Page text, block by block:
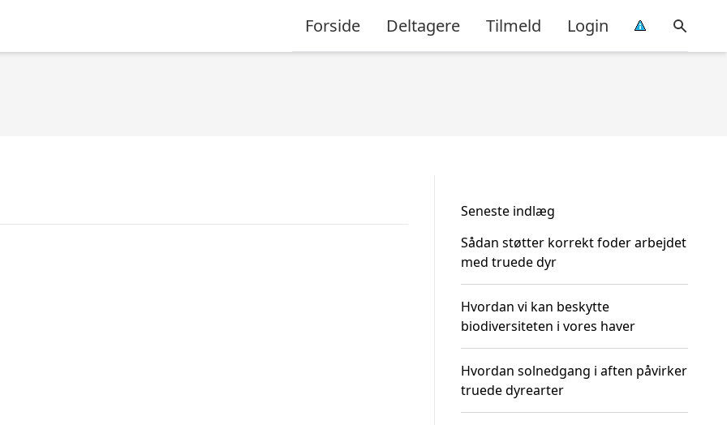
Forside Deltagere Tilmeld Login
Seneste indlæg
Sådan støtter korrekt foder arbejdet
med truede dyr
Hvordan vi kan beskytte
biodiversiteten i vores haver
Hvordan solnedgang i aften påvirker
truede dyrearter